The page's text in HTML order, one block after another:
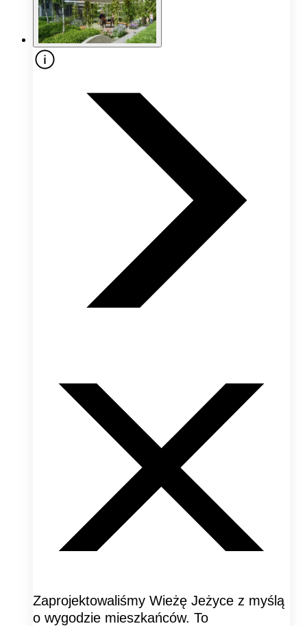
Zaprojektowaliśmy Wieżę Jeżyce z myślą
o wygodzie mieszkańców. To